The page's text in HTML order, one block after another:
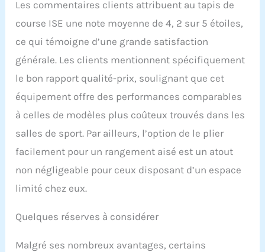
Les commentaires clients attribuent au tapis de
course ISE une note moyenne de 4, 2 sur 5 étoiles,
ce qui témoigne d’une grande satisfaction
générale. Les clients mentionnent spécifiquement
le bon rapport qualité-prix, soulignant que cet
équipement offre des performances comparables
à celles de modèles plus coûteux trouvés dans les
salles de sport. Par ailleurs, l’option de le plier
facilement pour un rangement aisé est un atout
non négligeable pour ceux disposant d’un espace
limité chez eux.
Quelques réserves à considérer
Malgré ses nombreux avantages, certains